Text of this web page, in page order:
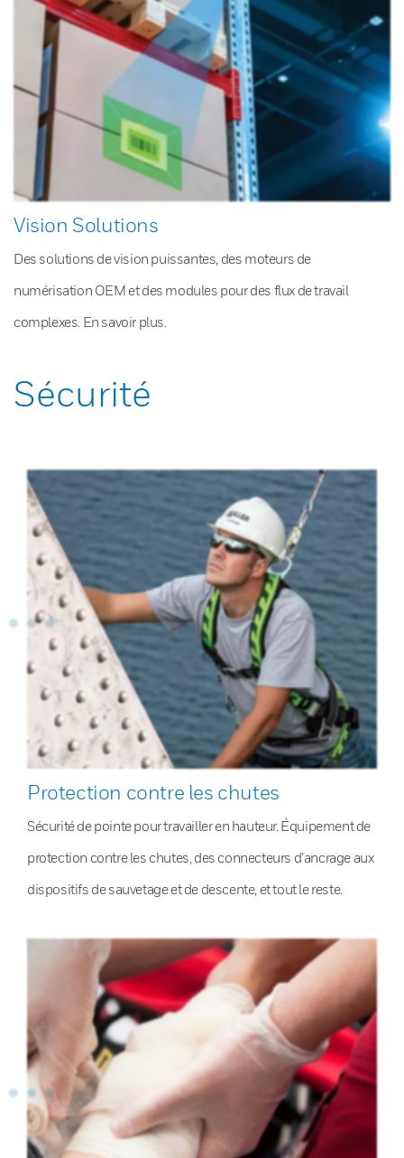
Vision Solutions
Des solutions de vision puissantes, des moteurs de
numérisation OEM et des modules pour des flux de travail
complexes. En savoir plus.
Sécurité
Protection contre les chutes
Sécurité de pointe pour travailler en hauteur. Équipement de
protection contre les chutes, des connecteurs d’ancrage aux
dispositifs de sauvetage et de descente, et tout le reste.